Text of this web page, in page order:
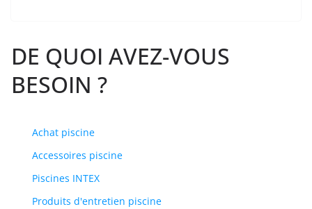
DE QUOI AVEZ-VOUS
BESOIN ?
Achat piscine
Accessoires piscine
Piscines INTEX
Produits d'entretien piscine